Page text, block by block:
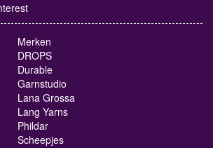
Merken
DROPS
Durable
Garnstudio
Lana Grossa
Lang Yarns
Phildar
Scheepjes